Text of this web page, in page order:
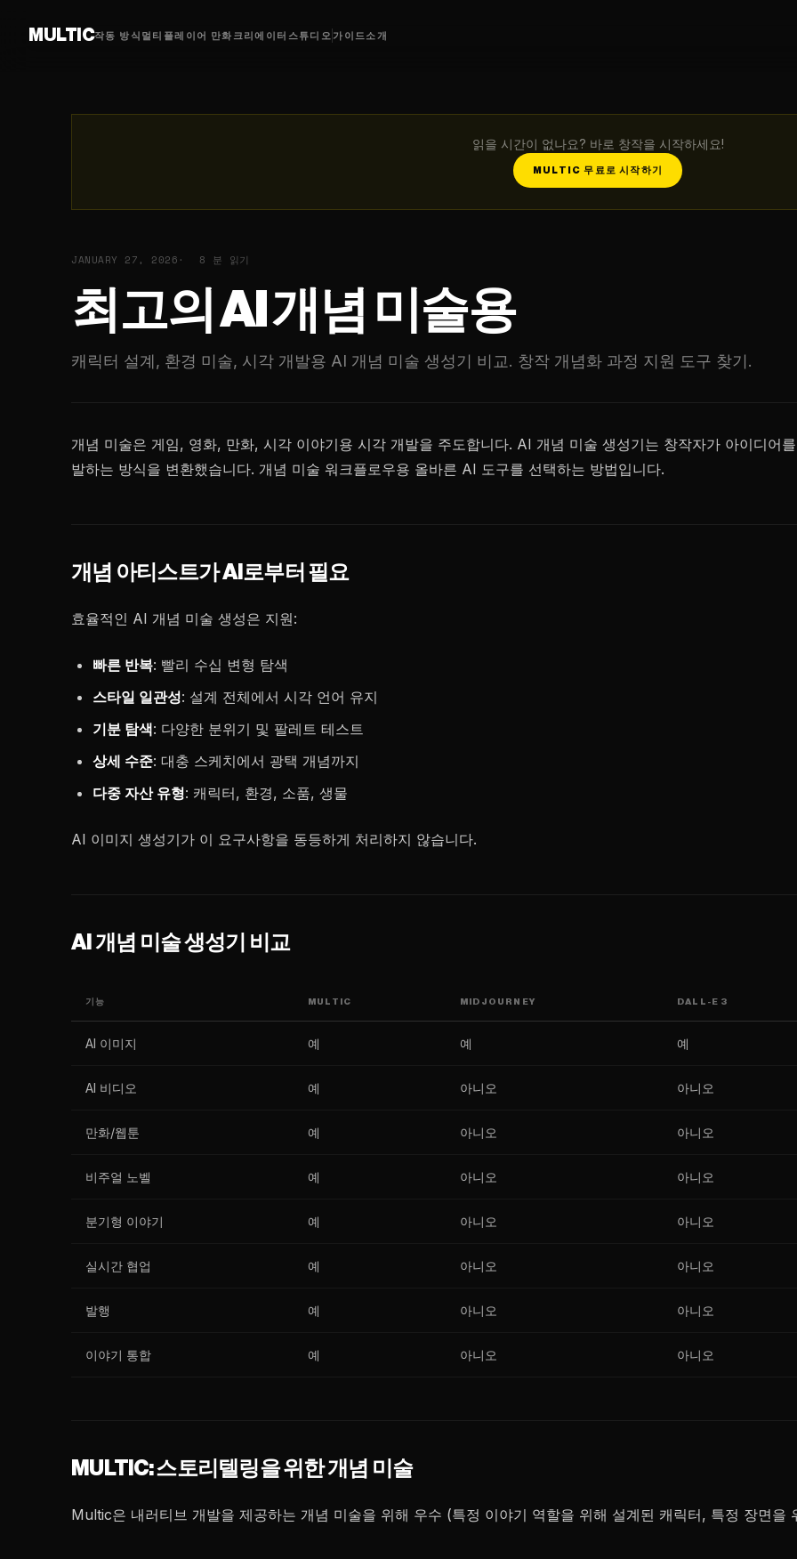
MULTIC작동 방식 멀티플레이어 만화 크리에이터 스튜디오 가이드 소개
읽을 시간이 없나요? 바로 창작을 시작하세요!
MULTIC 무료로 시작하기
JANUARY 27, 2026 8 분 읽기
최고의 AI 개념 미술용
캐릭터 설계, 환경 미술, 시각 개발용 AI 개념 미술 생성기 비교. 창작 개념화 과정 지원 도구 찾기.
개념 미술은 게임, 영화, 만화, 시각 이야기용 시각 개발을 주도합니다. AI 개념 미술 생성기는 창작자가 아이디어
발하는 방식을 변환했습니다. 개념 미술 워크플로우용 올바른 AI 도구를 선택하는 방법입니다.
개념 아티스트가 AI로부터 필요
효율적인 AI 개념 미술 생성은 지원:
빠른 반복: 빨리 수십 변형 탐색
스타일 일관성: 설계 전체에서 시각 언어 유지
기분 탐색: 다양한 분위기 및 팔레트 테스트
상세 수준: 대충 스케치에서 광택 개념까지
다중 자산 유형: 캐릭터, 환경, 소품, 생물
AI 이미지 생성기가 이 요구사항을 동등하게 처리하지 않습니다.
AI 개념 미술 생성기 비교
기능 MULTIC MIDJOURNEY DALL-E 3
AI 이미지 예 예 예
AI 비디오 예 아니오 아니오
만화/웹툰 예 아니오 아니오
비주얼 노벨 예 아니오 아니오
분기형 이야기 예 아니오 아니오
실시간 협업 예 아니오 아니오
발행 예 아니오 아니오
이야기 통합 예 아니오 아니오
MULTIC: 스토리텔링을 위한 개념 미술
Multic은 내러티브 개발을 제공하는 개념 미술을 위해 우수 (특정 이야기 역할을 위해 설계된 캐릭터, 특정 장면을